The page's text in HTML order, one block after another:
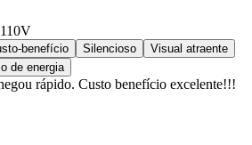
benefício Silencioso
Visual atraente
de energia
rápido. Custo benefício excelente!!!